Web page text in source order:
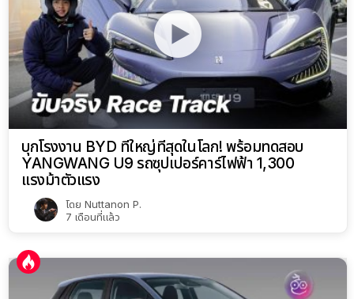
บุกโรงงาน BYD ที่ใหญ่ที่สุดในโลก! พร้อมทดสอบ
YANGWANG U9 รถซุปเปอร์คาร์ไฟฟ้า 1,300
แรงม้าตัวแรง
โดย Nuttanon P.
7 เดือนที่แล้ว